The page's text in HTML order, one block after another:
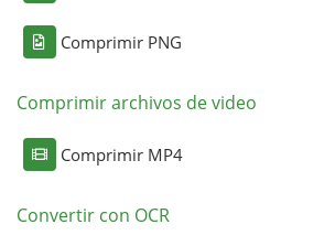
Comprimir PNG
Comprimir archivos de video
Comprimir MP4
Convertir con OCR